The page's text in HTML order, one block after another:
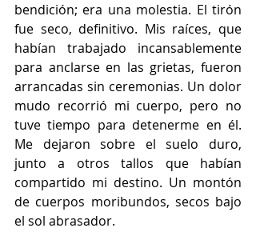
bendición; era una molestia. El tirón
fue seco, definitivo. Mis raíces, que
habían trabajado incansablemente
para anclarse en las grietas, fueron
arrancadas sin ceremonias. Un dolor
mudo recorrió mi cuerpo, pero no
tuve tiempo para detenerme en él.
Me dejaron sobre el suelo duro,
junto a otros tallos que habían
compartido mi destino. Un montón
de cuerpos moribundos, secos bajo
el sol abrasador.